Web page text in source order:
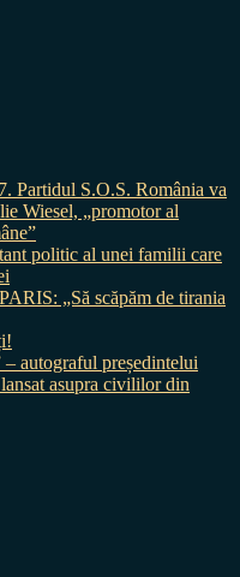
Partidul S.O.S. România va
Wiesel, „promotor al
politic al unei familii care
„Să scăpăm de tirania
autograful președintelui
asupra civililor din